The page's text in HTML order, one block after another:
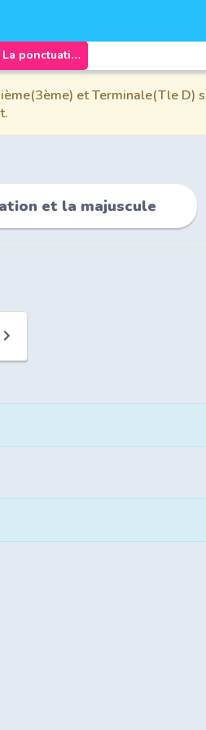
Chapitre 1: La ponctuation et la majuscule
et Terminale(Tle D)
et la majuscule